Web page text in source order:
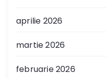
aprilie 2026
martie 2026
februarie 2026